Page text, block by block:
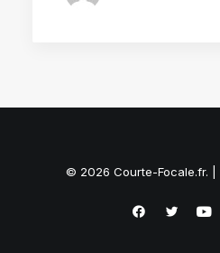
© 2026 Courte-Focale.fr. |